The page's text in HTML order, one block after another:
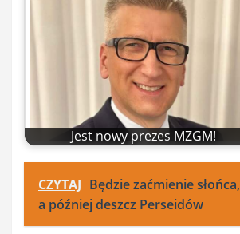
Jest nowy prezes MZGM!
CZYTAJ Będzie zaćmienie słońca,
a później deszcz Perseidów